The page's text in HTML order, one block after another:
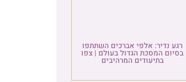
רגע נדיר: אלפי אברכים השתתפו
בסיום המסכת הגדול בעולם | צפו
בתיעודים המרהיבים